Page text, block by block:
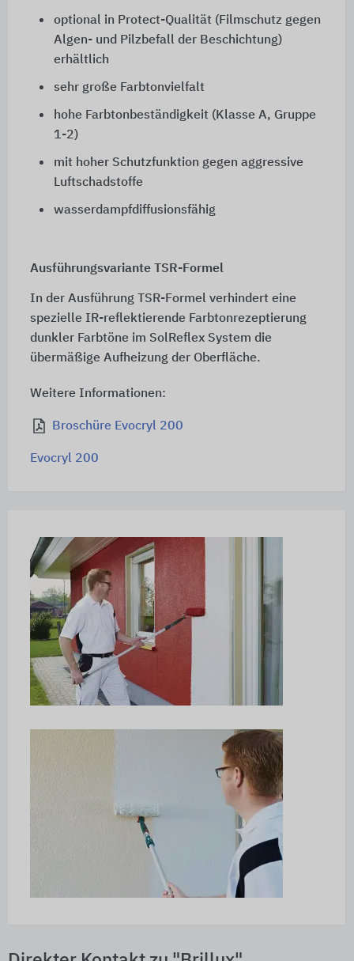
optional in Protect-Qualität (Filmschutz gegen
Algen- und Pilzbefall der Beschichtung)
erhältlich
sehr große Farbtonvielfalt
hohe Farbtonbeständigkeit (Klasse A, Gruppe
1-2)
mit hoher Schutzfunktion gegen aggressive
Luftschadstoffe
wasserdampfdiffusionsfähig
Ausführungsvariante TSR-Formel
In der Ausführung TSR-Formel verhindert eine
spezielle IR-reflektierende Farbtonrezeptierung
dunkler Farbtöne im SolReflex System die
übermäßige Aufheizung der Oberfläche.
Weitere Informationen:
Broschüre Evocryl 200
Evocryl 200